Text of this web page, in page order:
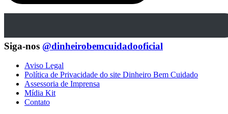
Siga-nos @dinheirobemcuidadooficial
Aviso Legal
Política de Privacidade do site Dinheiro Bem Cuidado
Assessoria de Imprensa
Mídia Kit
Contato